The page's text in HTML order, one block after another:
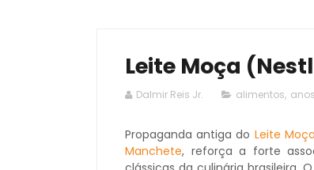
Leite Moça
Dalmir Reis Jr. alimentos,
Propaganda antiga do Leite Moça
Manchete, reforça a forte